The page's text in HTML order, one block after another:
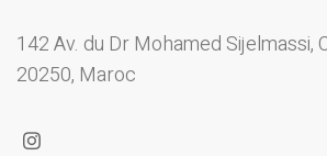
142 Av. du Dr Mohamed Sijelmassi,
20250, Maroc